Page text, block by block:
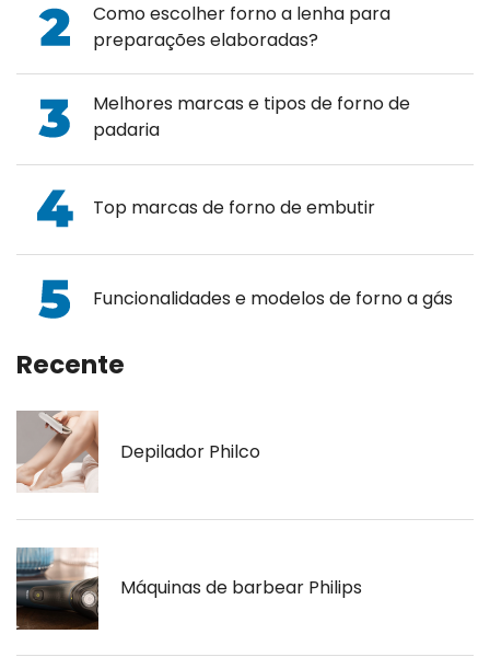
Como escolher forno a lenha para
preparações elaboradas?
Melhores marcas e tipos de forno de
padaria
Top marcas de forno de embutir
Funcionalidades e modelos de forno a gás
Recente
Depilador Philco
Máquinas de barbear Philips